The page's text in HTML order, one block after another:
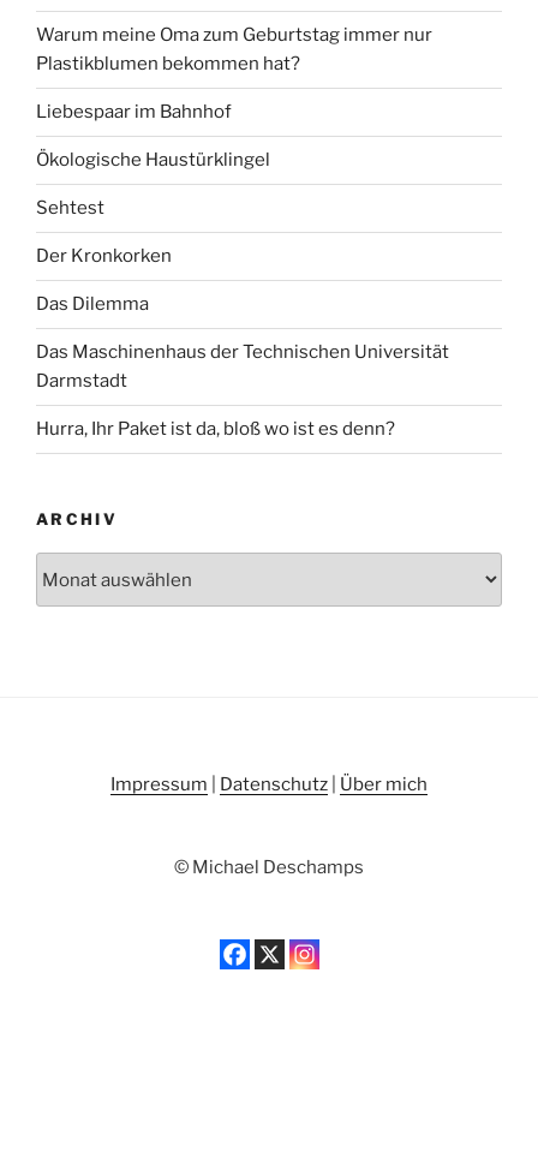
Warum meine Oma zum Geburtstag immer nur
Plastikblumen bekommen hat?
Liebespaar im Bahnhof
Ökologische Haustürklingel
Sehtest
Der Kronkorken
Das Dilemma
Das Maschinenhaus der Technischen Universität
Darmstadt
Hurra, Ihr Paket ist da, bloß wo ist es denn?
ARCHIV
Impressum Datenschutz Über mich
© Michael Deschamps